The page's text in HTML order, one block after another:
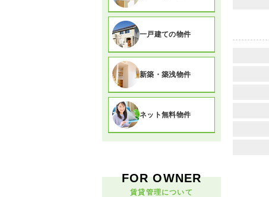
一戸建ての物件
新築・築浅物件
ネット無料物件
FOR OWNER
賃貸管理について